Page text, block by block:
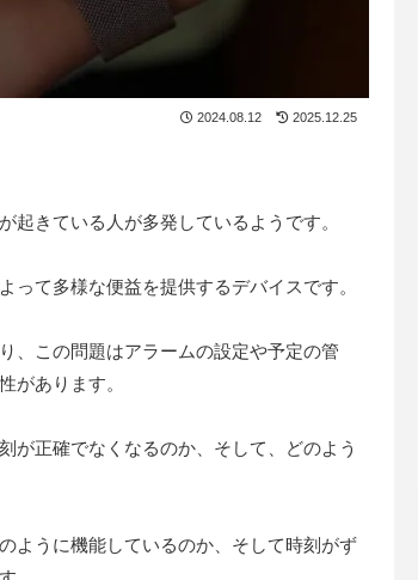
2024.08.12 2025.12.25
起きている人が多発しているようです。
って多様な便益を提供するデバイスです。
、この問題はアラームの設定や予定の管
があります。
が正確でなくなるのか、そして、どのよう
ように機能しているのか、そして時刻がず